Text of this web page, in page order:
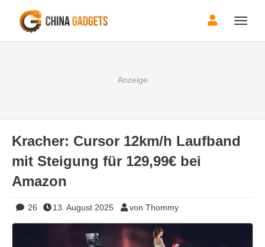
Toggle
Kracher: Cursor 12km/h Laufband
mit Steigung für 129,99€ bei
Amazon
26 13. August 2025 von Thommy